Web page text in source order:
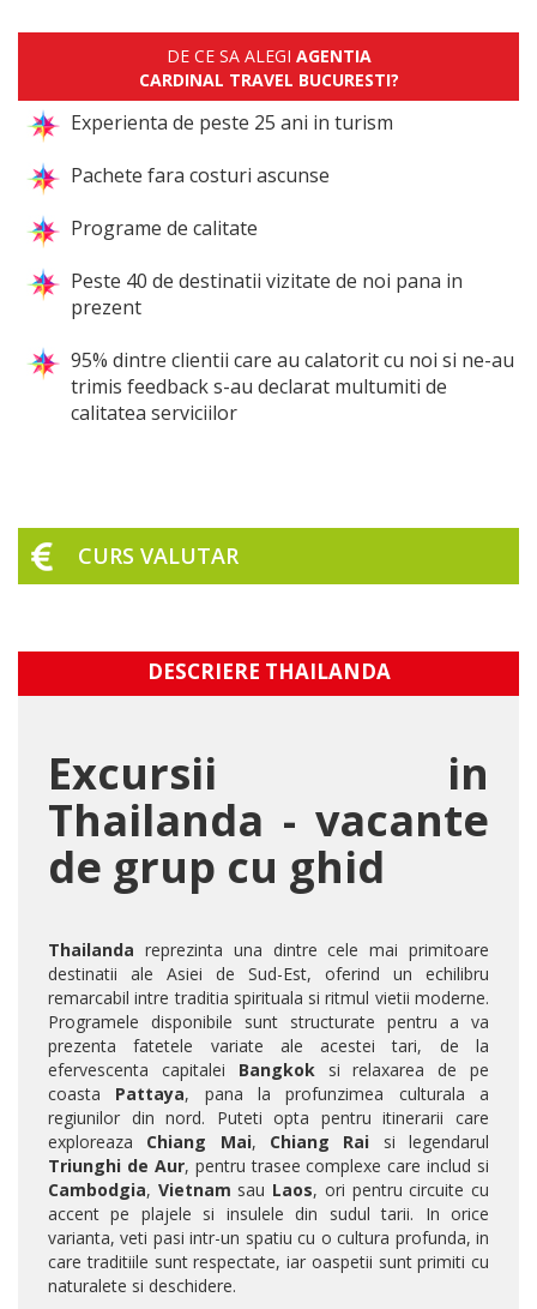
DE CE SA ALEGI AGENTIA
CARDINAL TRAVEL BUCURESTI?
Experienta de peste 25 ani in turism
Pachete fara costuri ascunse
Programe de calitate
Peste 40 de destinatii vizitate de noi pana in
prezent
95% dintre clientii care au calatorit cu noi si ne-au
trimis feedback s-au declarat multumiti de
calitatea serviciilor
CURS VALUTAR
DESCRIERE THAILANDA
Excursii in
Thailanda - vacante
de grup cu ghid
Thailanda reprezinta una dintre cele mai primitoare
destinatii ale Asiei de Sud-Est, oferind un echilibru
remarcabil intre traditia spirituala si ritmul vietii moderne.
Programele disponibile sunt structurate pentru a va
prezenta fatetele variate ale acestei tari, de la
efervescenta capitalei Bangkoksi relaxarea de pe
coasta Pattaya, pana la profunzimea culturala a
regiunilor din nord. Puteti opta pentru itinerarii care
exploreaza Chiang Mai, Chiang Rai si legendarul
Triunghi de Aur, pentru trasee complexe care includ si
Cambodgia, Vietnam sau Laos, ori pentru circuite cu
accent pe plajele si insulele din sudul tarii. In orice
varianta, veti pasi intr-un spatiu cu o cultura profunda, in
care traditiile sunt respectate, iar oaspetii sunt primiti cu
naturalete si deschidere.